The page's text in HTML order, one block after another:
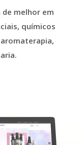
de melhor em
químicos